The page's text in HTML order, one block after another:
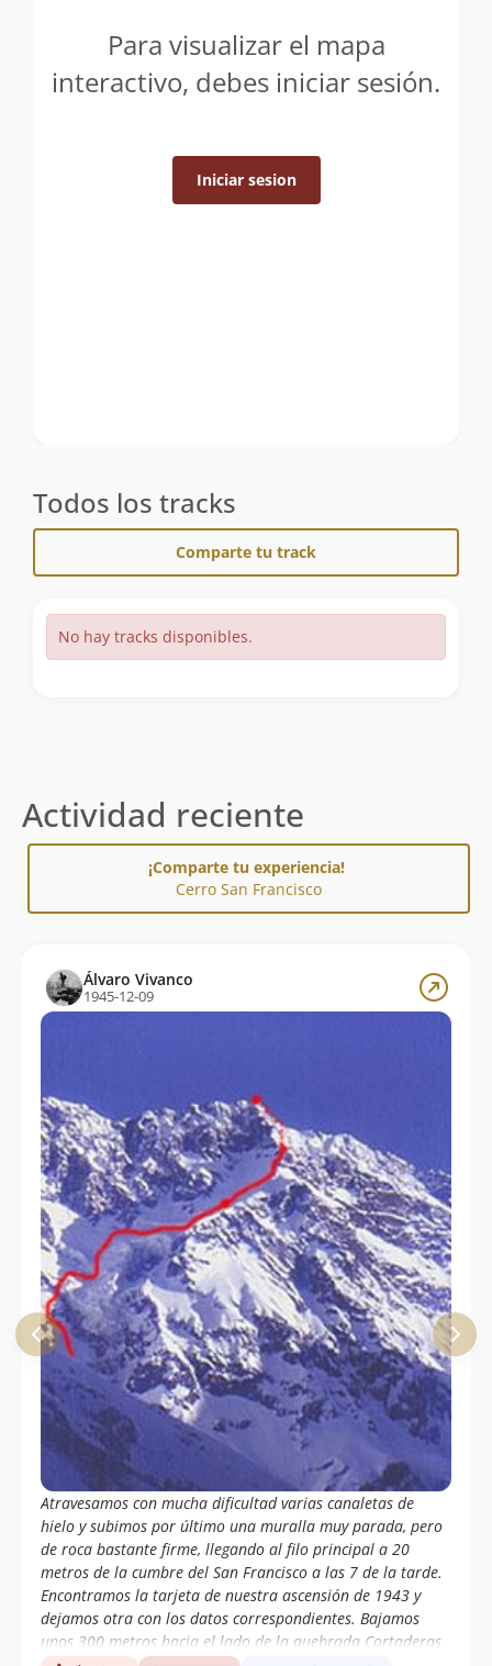
Para visualizar el mapa
interactivo, debes iniciar sesión.
Iniciar sesion
Todos los tracks
Comparte tu track
No hay tracks disponibles.
Actividad reciente
¡Comparte tu experiencia!
Cerro San Francisco
Álvaro Vivanco
1945-12-09
Atravesamos con mucha dificultad varias canaletas de
hielo y subimos por último una muralla muy parada, pero
de roca bastante firme, llegando al filo principal a 20
metros de la cumbre del San Francisco a las 7 de la tarde.
Encontramos la tarjeta de nuestra ascensión de 1943 y
dejamos otra con los datos correspondientes. Bajamos
unos 300 metros hacia el lado de la quebrada Cortaderas